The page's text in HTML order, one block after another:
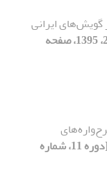
گویش‌های ایرانی
[دوره 11، شماره 22، 1395، صفحه
[دوره 11، شماره